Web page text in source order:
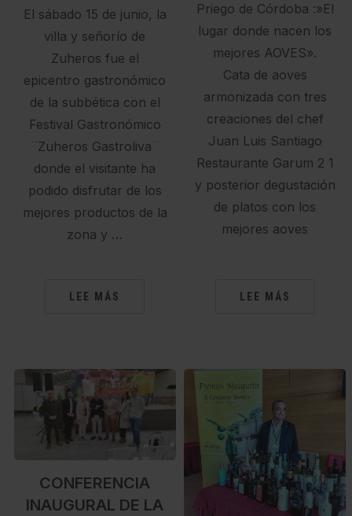
El sábado 15 de junio, la
villa y señorío de
Zuheros fue el
epicentro gastronómico
de la subbética con el
Festival Gastronómico
¨Zuheros Gastroliva¨
donde el visitante ha
podido disfrutar de los
mejores productos de la
zona y …
LEE MÁS
Priego de Córdoba :»El
lugar donde nacen los
mejores AOVES».
Cata de aoves
armonizada con tres
creaciones del chef
Juan Luis Santiago
Restaurante Garum 2 1
y posterior degustación
de platos con los
mejores aoves
LEE MÁS
CONFERENCIA
INAUGURAL DE LA